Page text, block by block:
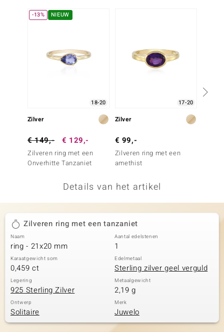
Collection
-13% NIEUW
18-20
Zilver
€ 149,- € 129,-
Zilveren ring met een
Onverhitte Tanzaniet
17-20
Zilver
€ 99,-
Zilveren ring met een
amethist
Details van het artikel
Zilveren ring met een tanzaniet
Naam
ring - 21x20 mm
Aantal edelstenen
1
Karaatgewicht som
0,459 ct
Edelmetaal
Sterling zilver geel verguld
Legering
925 Sterling Zilver
Metaalgewicht
2,19 g
Ontwerp
Solitaire
Merk
Juwelo